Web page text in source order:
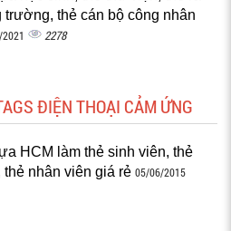
trường, thẻ cán bộ công nhân
2278
ĐIỆN THOẠI CẢM ỨNG
HCM làm thẻ sinh viên, thẻ
thẻ nhân viên giá rẻ 05/06/2015